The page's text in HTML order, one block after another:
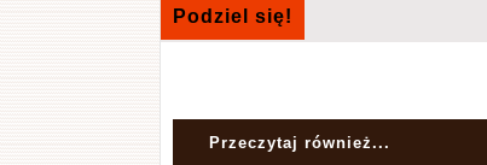
Podziel się!
Przeczytaj również...